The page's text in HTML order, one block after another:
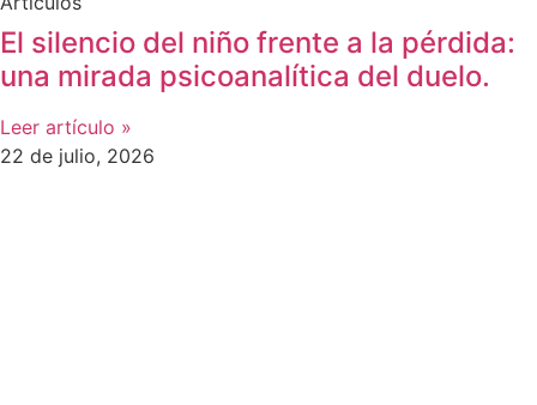
El silencio del niño frente a la pérdida:
una mirada psicoanalítica del duelo.
Leer artículo »
22 de julio, 2026